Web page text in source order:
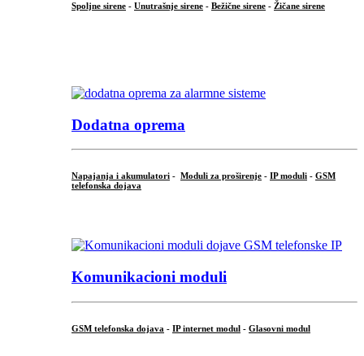
Spoljne sirene - Unutrašnje sirene - Bežične sirene - Žičane sirene
Dodatna oprema
Napajanja i akumulatori - Moduli za proširenje - IP moduli - GSM
telefonska dojava
Komunikacioni moduli
GSM telefonska dojava - IP internet modul - Glasovni modul